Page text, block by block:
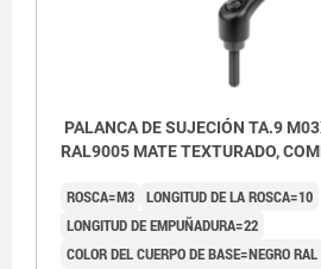
PALANCA DE SUJECIÓN TA.9
RAL9005 MATE TEXTURADO,
ROSCA=M3 LONGITUD DE LA ROSCA=10
LONGITUD DE EMPUÑADURA=22
COLOR DEL CUERPO DE BASE=NEGRO